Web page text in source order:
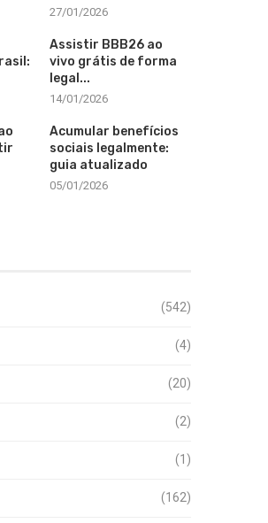
27/01/2026
Assistir BBB26 ao
vivo grátis de forma
legal...
14/01/2026
Acumular benefícios
sociais legalmente:
guia atualizado
05/01/2026
(542)
(4)
(20)
(2)
(1)
(162)